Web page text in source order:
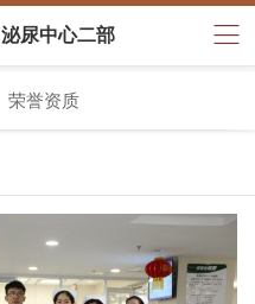
泌尿中心二部
荣誉资质